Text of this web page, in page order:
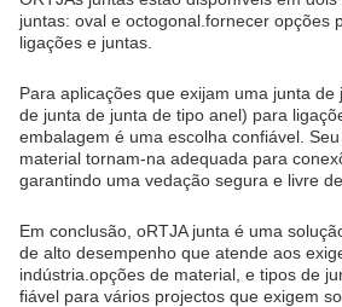
juntas: oval e octogonal.fornecer opções
ligações e juntas.
Para aplicações que exijam uma junta
de junta de junta de tipo anel) para
embalagem é uma escolha confiável.
material tornam-na adequada para
garantindo uma vedação segura e livre
Em conclusão, oRTJA junta é uma
de alto desempenho que atende aos
indústria.opções de material, e tipos de
fiável para vários projectos que exigem